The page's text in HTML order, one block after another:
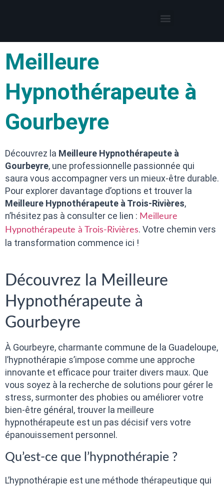
Meilleure
Hypnothérapeute à
Gourbeyre
Découvrez la Meilleure Hypnothérapeute à
Gourbeyre, une professionnelle passionnée qui
saura vous accompagner vers un mieux-être durable.
Pour explorer davantage d’options et trouver la
Meilleure Hypnothérapeute à Trois-Rivières,
n’hésitez pas à consulter ce lien : Meilleure
Hypnothérapeute à Trois-Rivières. Votre chemin vers
la transformation commence ici !
Découvrez la Meilleure
Hypnothérapeute à
Gourbeyre
À Gourbeyre, charmante commune de la Guadeloupe,
l’hypnothérapie s’impose comme une approche
innovante et efficace pour traiter divers maux. Que
vous soyez à la recherche de solutions pour gérer le
stress, surmonter des phobies ou améliorer votre
bien-être général, trouver la meilleure
hypnothérapeute est un pas décisif vers votre
épanouissement personnel.
Qu’est-ce que l’hypnothérapie ?
L’hypnothérapie est une méthode thérapeutique qui